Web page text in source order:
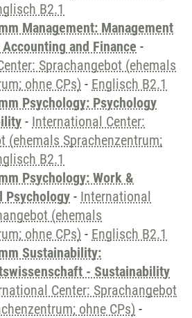
B2.1
Management: Management
and Finance -
Sprachangebot (ehemals
ohne CPs) - Englisch B2.1
Psychology: Psychology
- International Center:
(ehemals Sprachenzentrum;
B2.1
Psychology: Work &
Psychology - International
(ehemals
ohne CPs) - Englisch B2.1
Sustainability:
- Sustainability
Center: Sprachangebot
ohne CPs) -